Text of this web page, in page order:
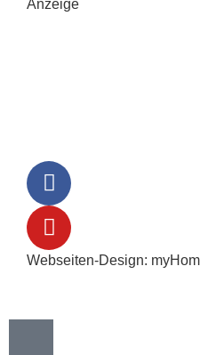
Anzeige
Webseiten-Design: